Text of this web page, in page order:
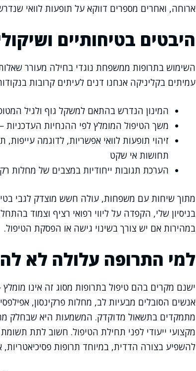
ארוחה, ואחרים מספרים דווקא על תופעות לוואי
היבטים בטיחותיים
השימוש בתרופות ממשפחת נוגדי בחילה מעורר
עמיתים בקליניקה אנחנו דנים לעיתים קרובות
המינון הנדרש בהתאם למשקל גוף ולגיל
משך הטיפול המומלץ לפי ההנחיות
זיהוי תופעות לוואי אפשריות, לדוגמה
תחושות אי שקט
הערכת תגובות ייחודיות במצבים של מחלות
מתוך שיחות עם משפחות, עולה חשש מוצדק לגבי
בניסיון שלי, הקפדה על ליווי רפואי רציף וצמוד
במהירות אם יש צורך בשינוי גישה או הפסקת הטיפול.
למי התרופה עלולה לא
ישנם מקרים בהם טיפול בתרופות מסוג זה אינו
אנשים הסובלים מבעיות לב, מחלות פרקינסון,
מתמקדים בתשאול מדוקדק. המשמעות היא שבחלק
מקצועי ייעודי לפני תחילת הטיפול. חשוב לתת
להשפיע בצורה הדדית, במיוחד תרופות